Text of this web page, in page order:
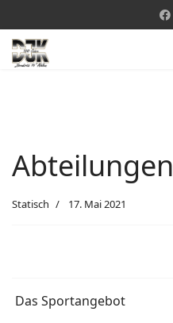
Abteilungen
Statisch 17. Mai 2021
Das Sportangebot